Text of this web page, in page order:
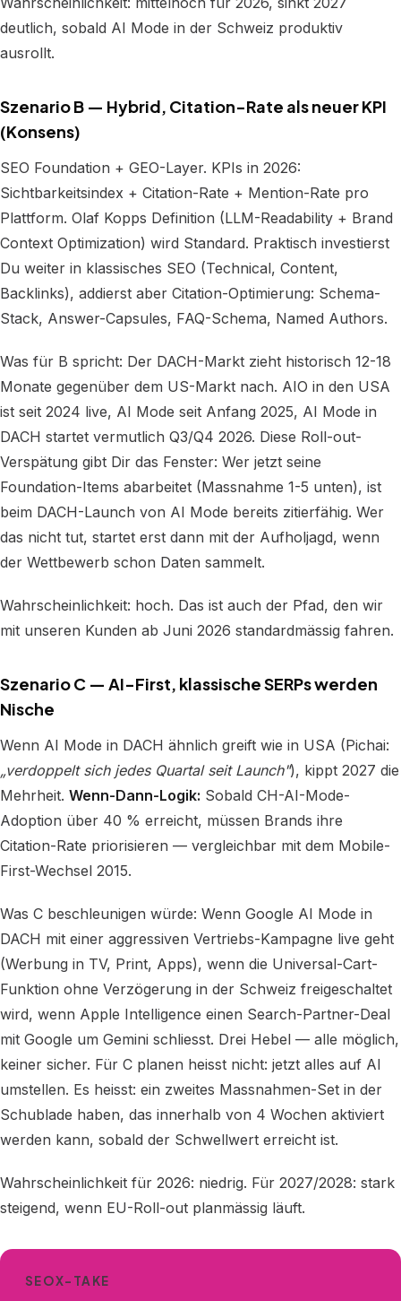
deutlich, sobald AI Mode in der Schweiz produktiv
ausrollt.
Szenario B — Hybrid, Citation-Rate als neuer KPI
(Konsens)
SEO Foundation + GEO-Layer. KPIs in 2026:
Sichtbarkeitsindex + Citation-Rate + Mention-Rate pro
Plattform. Olaf Kopps Definition (LLM-Readability + Brand
Context Optimization) wird Standard. Praktisch investierst
Du weiter in klassisches SEO (Technical, Content,
Backlinks), addierst aber Citation-Optimierung: Schema-
Stack, Answer-Capsules, FAQ-Schema, Named Authors.
Was für B spricht: Der DACH-Markt zieht historisch 12-18
Monate gegenüber dem US-Markt nach. AIO in den USA
ist seit 2024 live, AI Mode seit Anfang 2025, AI Mode in
DACH startet vermutlich Q3/Q4 2026. Diese Roll-out-
Verspätung gibt Dir das Fenster: Wer jetzt seine
Foundation-Items abarbeitet (Massnahme 1-5 unten), ist
beim DACH-Launch von AI Mode bereits zitierfähig. Wer
das nicht tut, startet erst dann mit der Aufholjagd, wenn
der Wettbewerb schon Daten sammelt.
Wahrscheinlichkeit: hoch. Das ist auch der Pfad, den wir
mit unseren Kunden ab Juni 2026 standardmässig fahren.
Szenario C — AI-First, klassische SERPs werden
Nische
Wenn AI Mode in DACH ähnlich greift wie in USA (Pichai:
„verdoppelt sich jedes Quartal seit Launch"), kippt 2027 die
Mehrheit. Wenn-Dann-Logik: Sobald CH-AI-Mode-
Adoption über 40 % erreicht, müssen Brands ihre
Citation-Rate priorisieren — vergleichbar mit dem Mobile-
First-Wechsel 2015.
Was C beschleunigen würde: Wenn Google AI Mode in
DACH mit einer aggressiven Vertriebs-Kampagne live geht
(Werbung in TV, Print, Apps), wenn die Universal-Cart-
Funktion ohne Verzögerung in der Schweiz freigeschaltet
wird, wenn Apple Intelligence einen Search-Partner-Deal
mit Google um Gemini schliesst. Drei Hebel — alle möglich,
keiner sicher. Für C planen heisst nicht: jetzt alles auf AI
umstellen. Es heisst: ein zweites Massnahmen-Set in der
Schublade haben, das innerhalb von 4 Wochen aktiviert
werden kann, sobald der Schwellwert erreicht ist.
Wahrscheinlichkeit für 2026: niedrig. Für 2027/2028: stark
steigend, wenn EU-Roll-out planmässig läuft.
SEOX-TAKE